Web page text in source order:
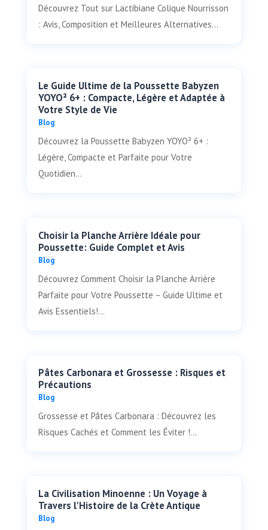
Découvrez Tout sur Lactibiane Colique Nourrisson
: Avis, Composition et Meilleures Alternatives...
Le Guide Ultime de la Poussette Babyzen
YOYO² 6+ : Compacte, Légère et Adaptée à
Votre Style de Vie
Blog
Découvrez la Poussette Babyzen YOYO² 6+ :
Légère, Compacte et Parfaite pour Votre
Quotidien...
Choisir la Planche Arrière Idéale pour
Poussette: Guide Complet et Avis
Blog
Découvrez Comment Choisir la Planche Arrière
Parfaite pour Votre Poussette – Guide Ultime et
Avis Essentiels!...
Pâtes Carbonara et Grossesse : Risques et
Précautions
Blog
Grossesse et Pâtes Carbonara : Découvrez les
Risques Cachés et Comment les Éviter !...
La Civilisation Minoenne : Un Voyage à
Travers l'Histoire de la Crète Antique
Blog